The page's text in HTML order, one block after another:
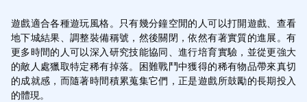
遊戲適合各種遊玩風格。只有幾分鐘空閒的人可以打開遊戲、查看
地下城結果、調整裝備稱號，然後關閉，依然有著實質的進展。有
更多時間的人可以深入研究技能協同、進行培育實驗，並從更強大
的敵人處獵取特定稀有掉落。困難戰鬥中獲得的稀有物品帶來真切
的成就感，而隨著時間積累蒐集它們，正是遊戲所鼓勵的長期投入
的體現。